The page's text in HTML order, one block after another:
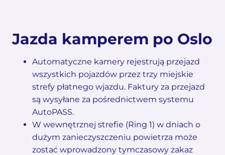
Jazda kamperem po Oslo
Automatyczne kamery rejestrują przejazd
wszystkich pojazdów przez trzy miejskie
strefy płatnego wjazdu. Faktury za przejazd
są wysyłane za pośrednictwem systemu
AutoPASS.
W wewnętrznej strefie (Ring 1) w dniach o
dużym zanieczyszczeniu powietrza może
zostać wprowadzony tymczasowy zakaz